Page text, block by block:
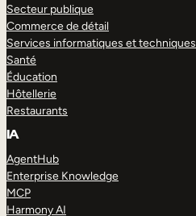
Secteur publique
Commerce de détail
Services informatiques et techniques
Santé
Éducation
Hôtellerie
Restaurants
IA
AgentHub
Enterprise Knowledge
MCP
Harmony AI